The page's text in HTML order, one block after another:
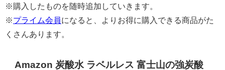
※購入したものを随時追加していきます。
※プライム会員になると、よりお得に購入できる商品がた
くさんあります。
Amazon 炭酸水 ラベルレス 富士山の強炭酸